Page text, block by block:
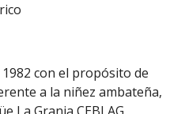
con el propósito de
a la niñez ambateña,